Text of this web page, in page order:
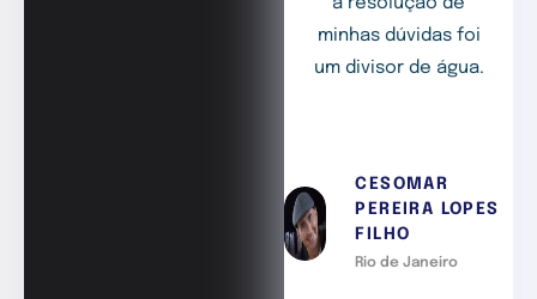
minhas dúvidas foi
um divisor de água.
CESOMAR
PEREIRA LOPES
FILHO
Rio de Janeiro